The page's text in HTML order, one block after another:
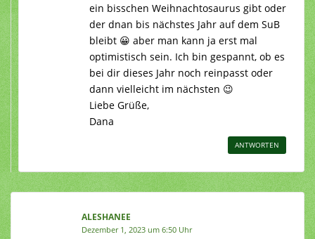
ein bisschen Weihnachtosaurus gibt oder
der dnan bis nächstes Jahr auf dem SuB
bleibt 😀 aber man kann ja erst mal
optimistisch sein. Ich bin gespannt, ob es
bei dir dieses Jahr noch reinpasst oder
dann vielleicht im nächsten 😉
Liebe Grüße,
Dana
ANTWORTEN
ALESHANEE
Dezember 1, 2023 um 6:50 Uhr